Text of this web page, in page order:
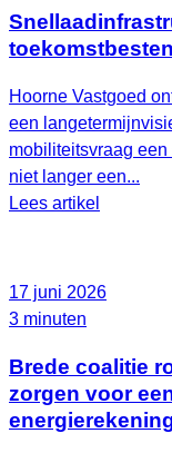
Hoorne Vastgoed
een
mobiliteitsvraag
niet langer een...
Lees artikel
17 juni 2026
3 minuten
Brede coalitie
zorgen voor